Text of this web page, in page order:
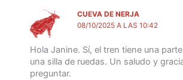
CUEVA DE NERJA
08/10/2025 A LAS 10:42
Hola Janine. Sí, el tren tiene una
una silla de ruedas. Un saludo y
preguntar.